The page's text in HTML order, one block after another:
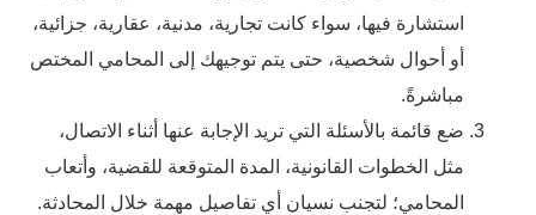
استشارة فيها، سواء كانت تجارية، مدنية، عقارية، جزائية،
أو أحوال شخصية، حتى يتم توجيهك إلى المحامي المختص
مباشرةً.
ضع قائمة بالأسئلة التي تريد الإجابة عنها أثناء الاتصال،
مثل الخطوات القانونية، المدة المتوقعة للقضية، وأتعاب
المحامي؛ لتجنب نسيان أي تفاصيل مهمة خلال المحادثة.